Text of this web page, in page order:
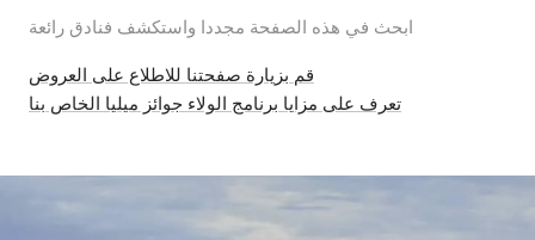
ابحث في هذه الصفحة مجددا واستكشف فنادق رائعة
قم بزيارة صفحتنا للاطلاع على العروض
تعرف على مزايا برنامج الولاء جوائز ميليا الخاص بنا